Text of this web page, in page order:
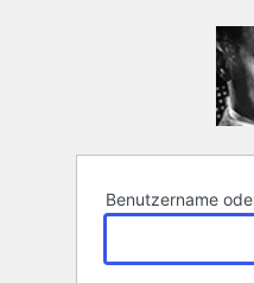
Benutzername